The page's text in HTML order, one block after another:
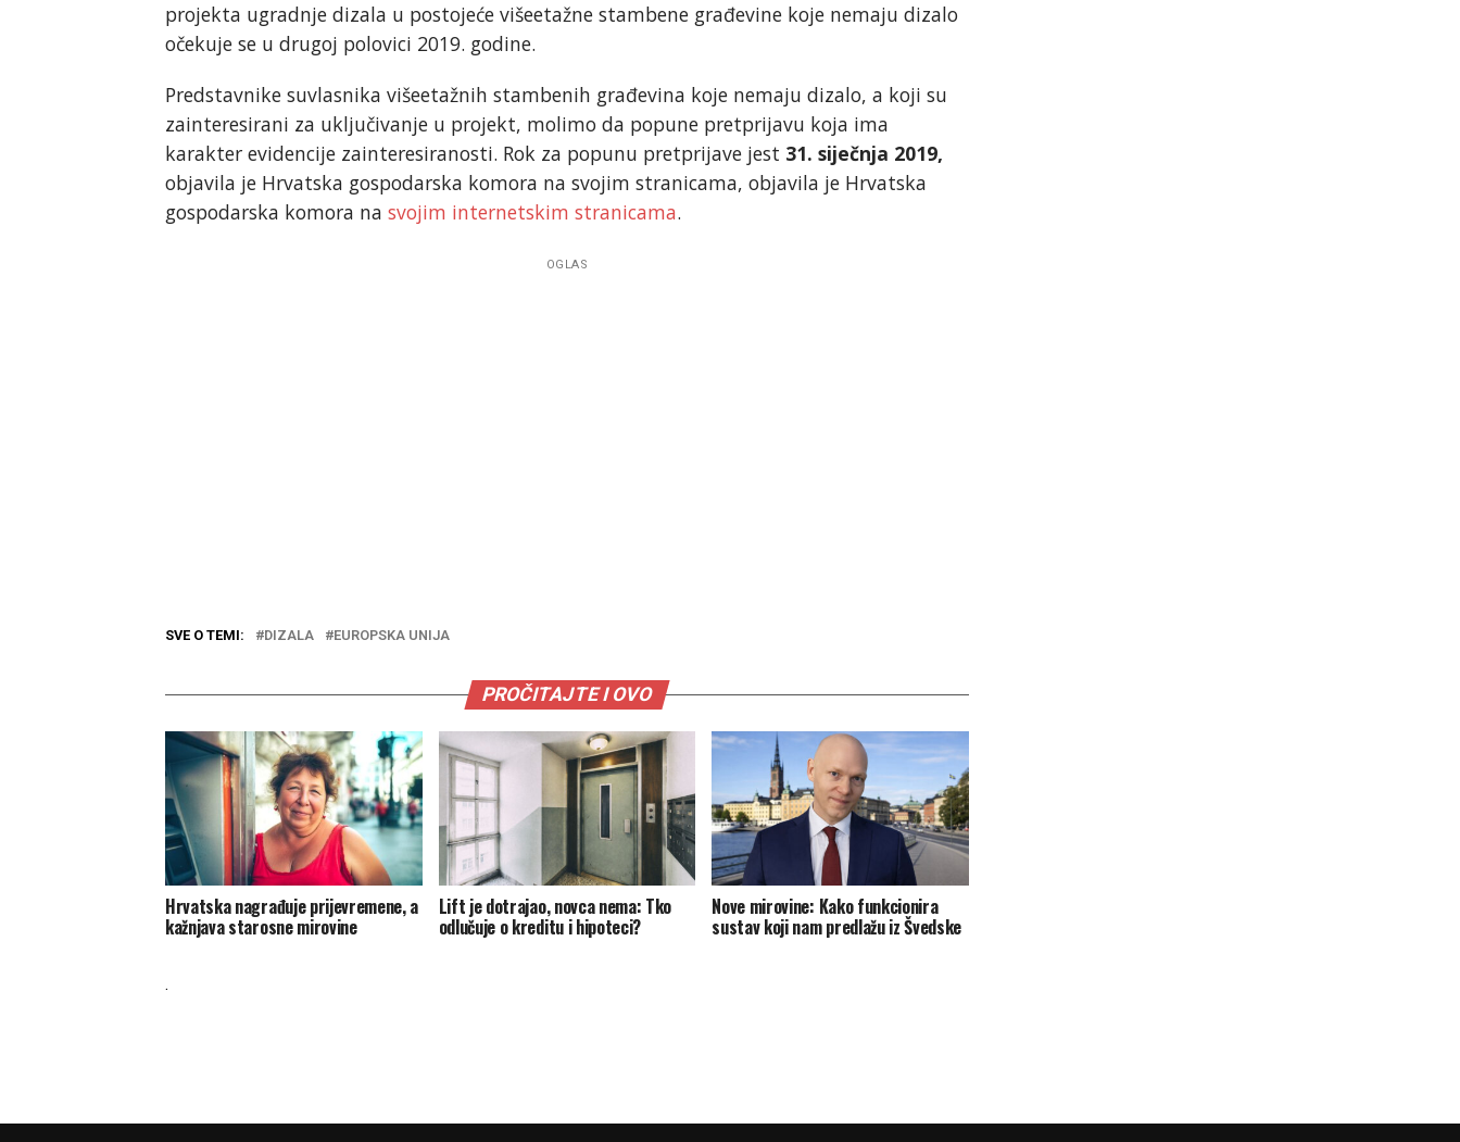
projekta ugradnje dizala u postojeće višeetažne stambene građevine koje nemaju dizalo
očekuje se u drugoj polovici 2019. godine.
Predstavnike suvlasnika višeetažnih stambenih građevina koje nemaju dizalo, a koji su
zainteresirani za uključivanje u projekt, molimo da popune pretprijavu koja ima
karakter evidencije zainteresiranosti. Rok za popunu pretprijave jest 31. siječnja 2019,
objavila je Hrvatska gospodarska komora na svojim stranicama, objavila je Hrvatska
gospodarska komora na svojim internetskim stranicama.
OGLAS
SVE O TEMI: DIZALA EUROPSKA UNIJA
PROČITAJTE I OVO
Hrvatska nagrađuje prijevremene, a
kažnjava starosne mirovine
Lift je dotrajao, novca nema: Tko
odlučuje o kreditu i hipoteci?
Nove mirovine: Kako funkcionira
sustav koji nam predlažu iz Švedske
.